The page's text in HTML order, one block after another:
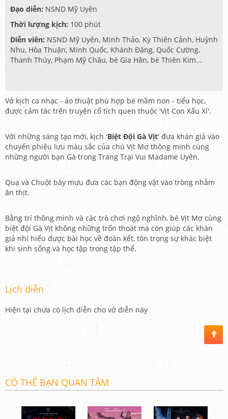
Đạo diễn: NSND Mỹ Uyên
Thời lượng kịch: 100 phút
Diễn viên: NSND Mỹ Uyên, Minh Thảo, Kỳ Thiên Cảnh, Huỳnh
Nhu, Hòa Thuận, Minh Quốc, Khánh Đăng, Quốc Cường,
Thanh Thúy, Phạm Mỹ Châu, bé Gia Hân, bé Thiên Kim...
Vở kịch ca nhạc - ảo thuật phù hợp bé mầm non - tiểu học,
được cảm tác trên truyện cổ tích quen thuộc 'Vịt Con Xấu Xí'.
Với những sáng tạo mới, kịch 'Biệt Đội Gà Vịt' đưa khán giả vào
chuyến phiêu lưu màu sắc của chú Vịt Mơ thông minh cùng
những người bạn Gà trong Trang Trại Vui Madame Uyên.
Quạ và Chuột bày mưu đưa các bạn động vật vào tròng nhằm
ăn thịt.
Bằng trí thông minh và các trò chơi ngộ nghĩnh, bé Vịt Mơ cùng
biệt đội Gà Vịt không những trốn thoát mà còn giúp các khán
giả nhí hiểu được bài học về đoàn kết, tôn trọng sự khác biệt
khi sinh sống và học tập trong tập thể.
Lịch diễn
Hiện tại chưa có lịch diễn cho vở diễn này
CÓ THỂ BẠN QUAN TÂM